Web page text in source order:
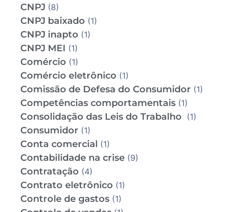
CNPJ (8)
CNPJ baixado (1)
CNPJ inapto (1)
CNPJ MEI (1)
Comércio (1)
Comércio eletrônico (1)
Comissão de Defesa do Consumidor (1)
Competências comportamentais (1)
Consolidação das Leis do Trabalho (1)
Consumidor (1)
Conta comercial (1)
Contabilidade na crise (9)
Contratação (4)
Contrato eletrônico (1)
Controle de gastos (1)